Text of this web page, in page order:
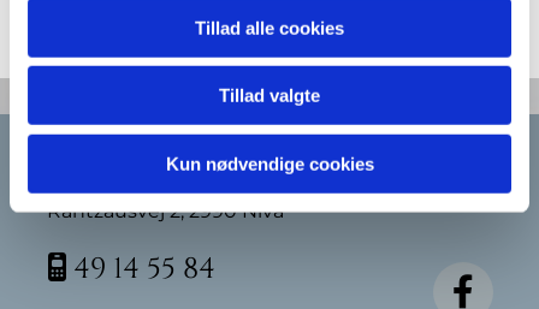
Tillad alle cookies
Tillad valgte
Kun nødvendige cookies
Karlebo Sogn
Rantzausvej 2, 2990 Nivå
 49 14 55 84